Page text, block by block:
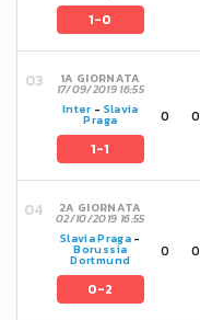
1-0
1A GIORNATA
17/09/2019 16:55
Inter - Slavia
Praga
1-1
0 0
2A GIORNATA
02/10/2019 16:55
Slavia Praga -
Borussia
Dortmund
0-2
0 0